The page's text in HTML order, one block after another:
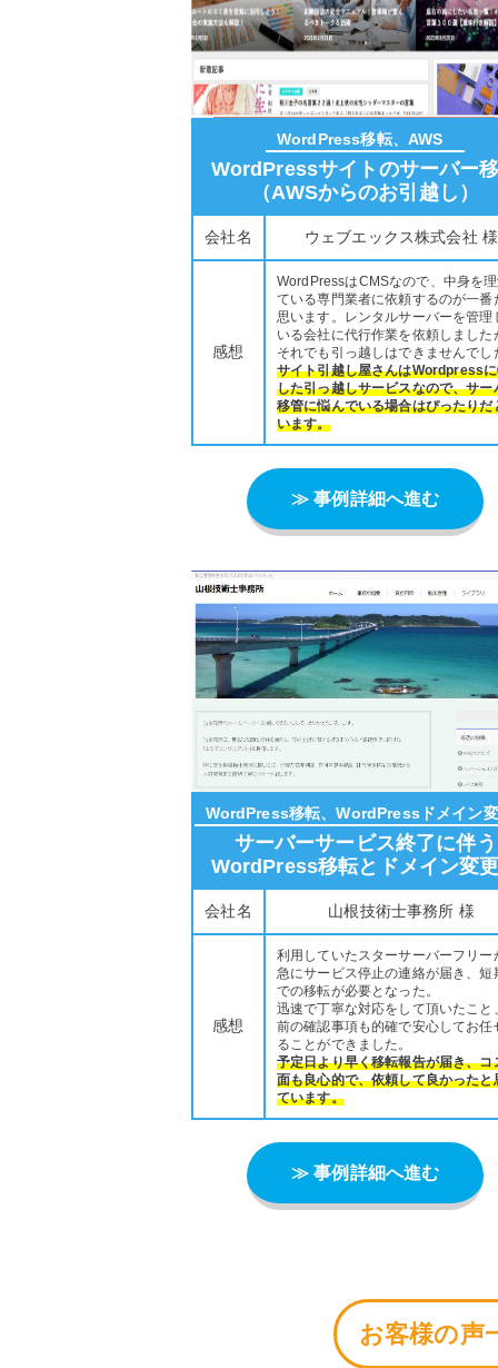
WordPress移転、AWS
WordPressサイトのサーバー
（AWSからのお引越し）
会社名 ウェブエックス株式会社 様
感想
WordPressはCMSなので、中身を
ている専門業者に依頼するのが一番
思います。レンタルサーバーを管理
いる会社に代行作業を依頼しました
それでも引っ越しはできませんでし
サイト引越し屋さんはWordpress
した引っ越しサービスなので、サー
移管に悩んでいる場合はぴったりだ
います。
≫ 事例詳細へ進む
WordPress移転、WordPressドメイン
サーバーサービス終了に伴う
WordPress移転とドメイン変
実施
会社名 山根技術士事務所 様
感想
利用していたスターサーバーフリー
急にサービス停止の連絡が届き、短
での移転が必要となった。
迅速で丁寧な対応をして頂いたこと
前の確認事項も的確で安心してお任
ることができました。
予定日より早く移転報告が届き、コ
面も良心的で、依頼して良かったと
ています。
≫ 事例詳細へ進む
お客様の声